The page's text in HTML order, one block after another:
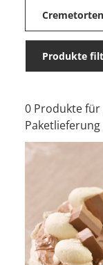
Cremetorten
Produkte
0 Produkte für